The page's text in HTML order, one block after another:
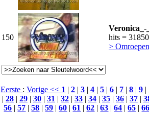
150
Veronica_-
hits = 31850
>
Eerste :Vorige << 1 |2 |3 |4 |5 |6 | 7 |8 |9 |
| 28 | 29 | 30 | 31 | 32 | 33 | 34 | 35 | 36 | 37 |
56 |57 |58 |59 |60 |61 |62 |63 |64 |65 |